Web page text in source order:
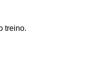
treino.